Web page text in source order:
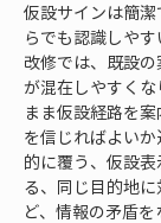
仮設サインは簡
らでも認識しや
改修では、既設
が混在しやすく
まま仮設経路を
を信じればよい
的に覆う、仮設
る、同じ目的地
ど、情報の矛盾を